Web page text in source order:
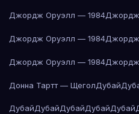
Джордж Оруэлл — 1984Джордж
Джордж Оруэлл — 1984
Джордж Оруэлл — 1984
Донна Тартт — ЩеголДубай
ДубайДубайДубайДубайДубай